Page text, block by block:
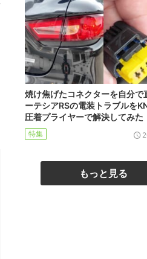
焼け焦げたコネクターを自分で
ーテシアRSの電装トラブルを
圧着プライヤーで解決してみた
特集
もっと見る